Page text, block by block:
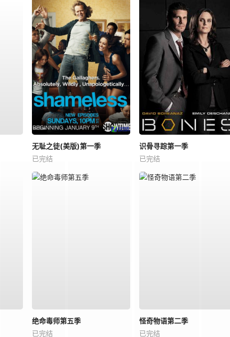
无耻之徒(美版)第一季
已完结
识骨寻踪第一季
已完结
绝命毒师第五季
已完结
怪奇物语第二季
已完结